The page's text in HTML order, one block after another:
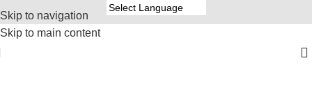
Skip to navigation
Skip to main content